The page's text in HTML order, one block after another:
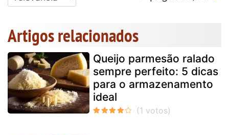
Artigos relacionados
Queijo parmesão ralado
sempre perfeito: 5 dicas
para o armazenamento
ideal